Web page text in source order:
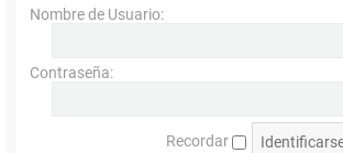
Nombre de Usuario:
Contraseña:
Recordar